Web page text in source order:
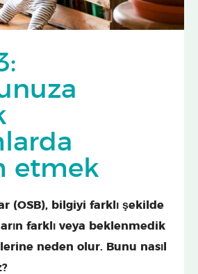
etmek
(OSB), bilgiyi farklı şekilde
farklı veya beklenmedik
neden olur. Bunu nasıl